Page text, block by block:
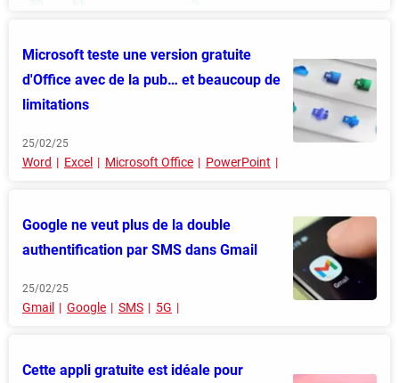
Microsoft teste une version gratuite
d'Office avec de la pub… et beaucoup de
limitations
25/02/25
Word Excel Microsoft Office PowerPoint
Google ne veut plus de la double
authentification par SMS dans Gmail
25/02/25
Gmail Google SMS 5G
Cette appli gratuite est idéale pour